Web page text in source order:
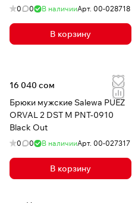
0 0 В наличииАрт. 00-028718
В корзину
16 040 сом
Брюки мужские Salewa PUEZ
ORVAL 2 DST M PNT-0910
Black Out
0 0 В наличииАрт. 00-027317
В корзину